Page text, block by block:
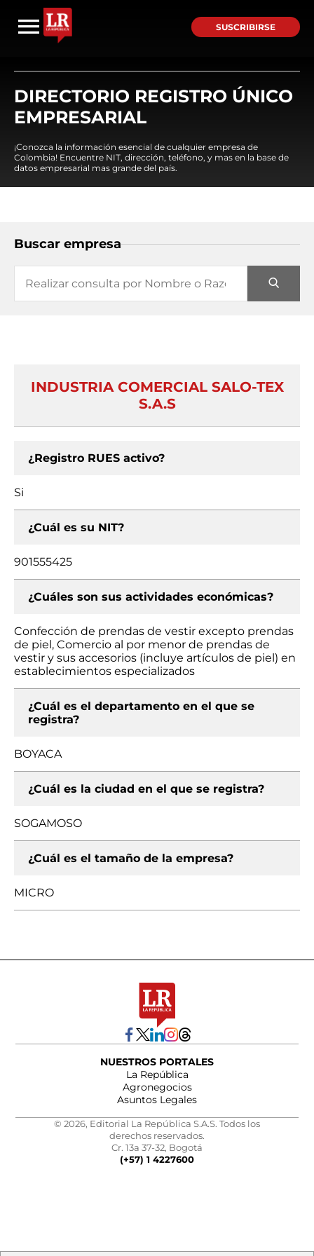
SUSCRIBIRSE
DIRECTORIO REGISTRO ÚNICO
EMPRESARIAL
¡Conozca la información esencial de cualquier empresa de
Colombia! Encuentre NIT, dirección, teléfono, y mas en la base de
datos empresarial mas grande del país.
Buscar empresa
INDUSTRIA COMERCIAL SALO-TEX
S.A.S
¿Registro RUES activo?
Si
¿Cuál es su NIT?
901555425
¿Cuáles son sus actividades económicas?
Confección de prendas de vestir excepto prendas
de piel, Comercio al por menor de prendas de
vestir y sus accesorios (incluye artículos de piel) en
establecimientos especializados
¿Cuál es el departamento en el que se
registra?
BOYACA
¿Cuál es la ciudad en el que se registra?
SOGAMOSO
¿Cuál es el tamaño de la empresa?
MICRO
NUESTROS PORTALES
La República
Agronegocios
Asuntos Legales
© 2026, Editorial La República S.A.S. Todos los
derechos reservados.
Cr. 13a 37-32, Bogotá
(+57) 1 4227600